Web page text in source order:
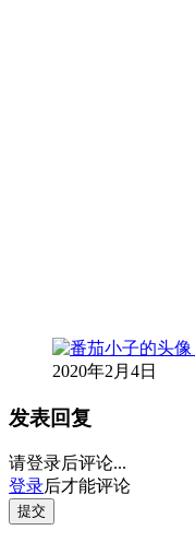
2020年2月4日
发表回复
请登录后评论...
登录后才能评论
提交